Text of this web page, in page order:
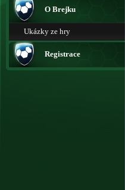
O Brejku
Ukázky ze hry
Registrace